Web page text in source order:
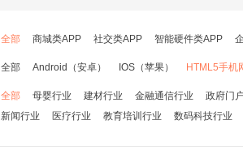
全部 商城类APP 社交类APP 智能硬件类APP
全部 Android（安卓） IOS（苹果） HTML5手机
全部 母婴行业 建材行业 金融通信行业
政府门
新闻行业
医疗行业 教育培训行业 数码科技行业